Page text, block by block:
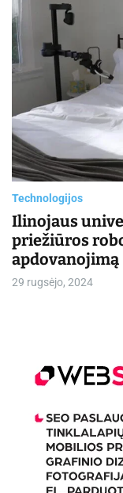
Technologijos
Ilinojaus
priežiūros
apdovanojimą
29 rugsėjo, 2024